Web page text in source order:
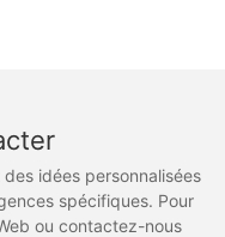
idées personnalisées
spécifiques. Pour
ou contactez-nous